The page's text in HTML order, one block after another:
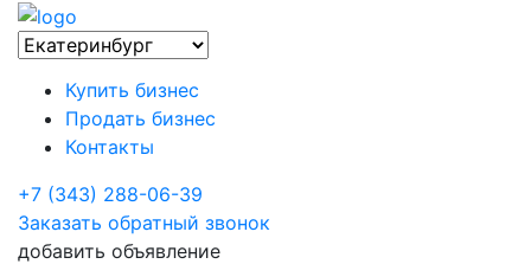
Купить бизнес
Продать бизнес
Контакты
+7 (343) 288-06-39
Заказать обратный звонок
добавить объявление